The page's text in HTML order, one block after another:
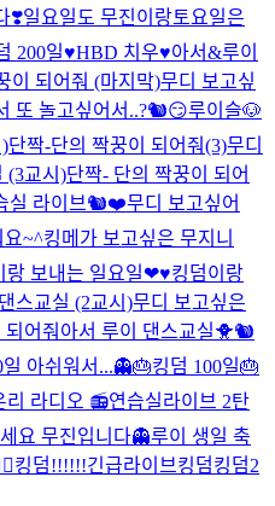
❣일요일도 무진이랑토요일은
200일♥HBD 치우♥아서&루이
이 되어줘 (마지막)무디 보고싶
또 놀고싶어서..?🐿😏루이슬🐶
단짝-단의 짝꿍이 되어줘(3)무디
(3교시)단짝- 단의 짝꿍이 되어
실 라이브🐿❤무디 보고싶어
요~^킹메가 보고싶은 무지니
랑 보내는 일요일❤♥︎킹덤이랑
스교실 (2교시)무디 보고싶은
어줘 아서 루이 댄스교실🐥🐿
일 아쉬워서...👻🎂킹덤 100일🎂
리 라디오 📻연습실라이브 2탄
요 무진입니다👻루이 생일 축
킹덤!!!!!!긴급라이브킹덤킹덤2